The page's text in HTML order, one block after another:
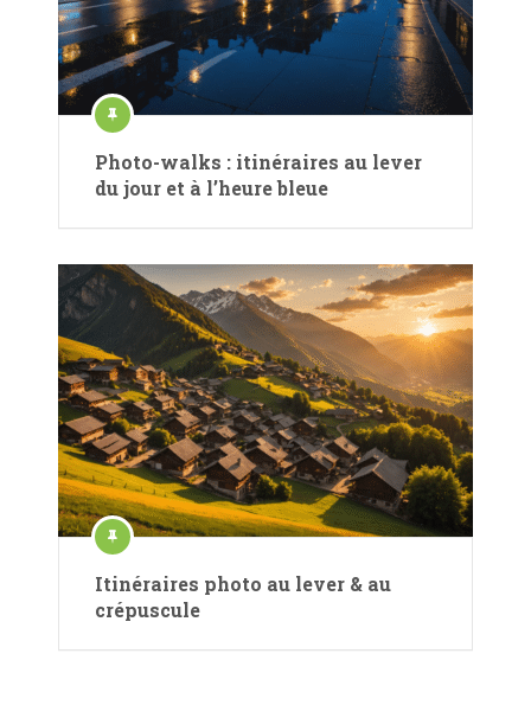
Photo-walks : itinéraires au lever
du jour et à l’heure bleue
Itinéraires photo au lever & au
crépuscule